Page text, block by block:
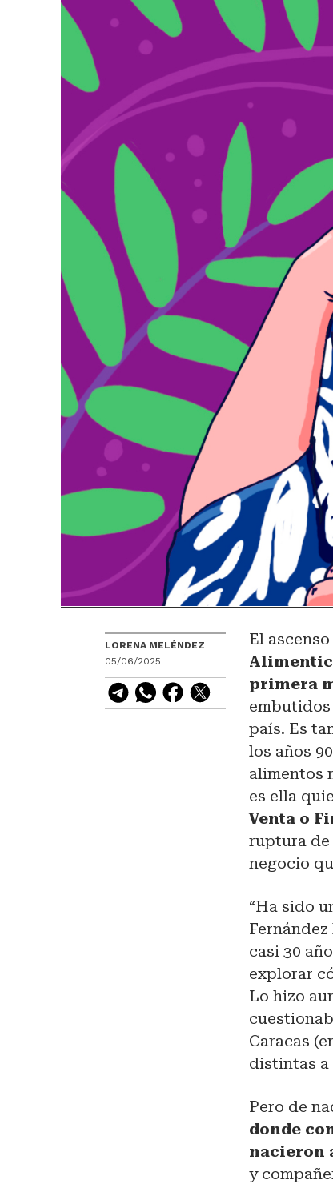
LORENA MELÉNDEZ
05/06/2025
El
primera
embutidos
país. Es
los años
alimentos
es ella
Venta o
ruptura de
negocio
“Ha sido
casi 30
explorar
Lo hizo
Caracas
distintas a
Pero de
donde
nacieron
y